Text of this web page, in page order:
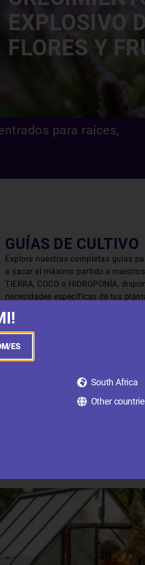
EXPLOSIVO
FLORES Y
para raíces,
GUÍAS DE CULTIVO
Explora nuestras completas guías
a sacar el máximo partido a
TIERRA, COCO o HIDROPONÍA,
necesidades específicas de tus
DESCARGA NUESTRAS GUÍAS
datos fascinantes sobre el
y crece con nosotros!
ES
South Africa
Other